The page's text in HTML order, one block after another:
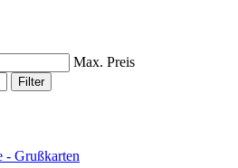
Max. Preis
Filter
Grußkarten